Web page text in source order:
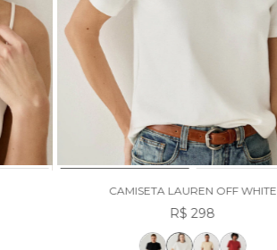
CAMISETA LAUREN OFF WHITE
R$ 298